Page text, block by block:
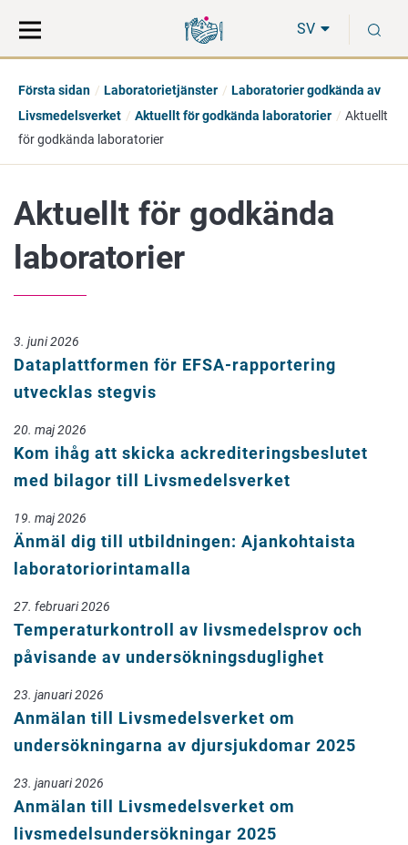
direkt
till
på
hela
SV
Första sidan Laboratorietjänster
Laboratorier godkända av
Livsmedelsverket
Aktuellt för godkända laboratorier
Aktuellt
för godkända laboratorier
Aktuellt för godkända
laboratorier
3. juni 2026
Dataplattformen för EFSA-rapportering
utvecklas stegvis
20. maj 2026
Kom ihåg att skicka ackrediteringsbeslutet
med bilagor till Livsmedelsverket
19. maj 2026
Änmäl dig till utbildningen: Ajankohtaista
laboratoriorintamalla
27. februari 2026
Temperaturkontroll av livsmedelsprov och
påvisande av undersökningsduglighet
23. januari 2026
Anmälan till Livsmedelsverket om
undersökningarna av djursjukdomar 2025
23. januari 2026
Anmälan till Livsmedelsverket om
livsmedelsundersökningar 2025